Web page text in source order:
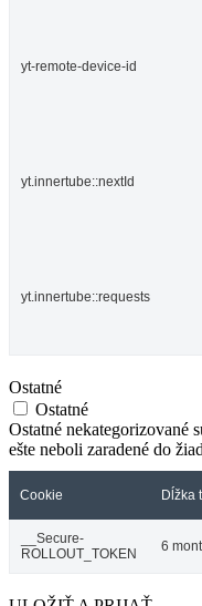
yt-remote-device-id
yt.innertube::nextId
yt.innertube::requests
Ostatné
Ostatné
Ostatné nekategorizované
ešte neboli zaradené do
Cookie Dĺžka
__Secure-
ROLLOUT_TOKEN
6